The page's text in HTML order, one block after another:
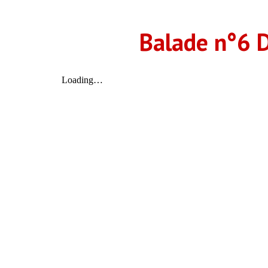
Balade n°6